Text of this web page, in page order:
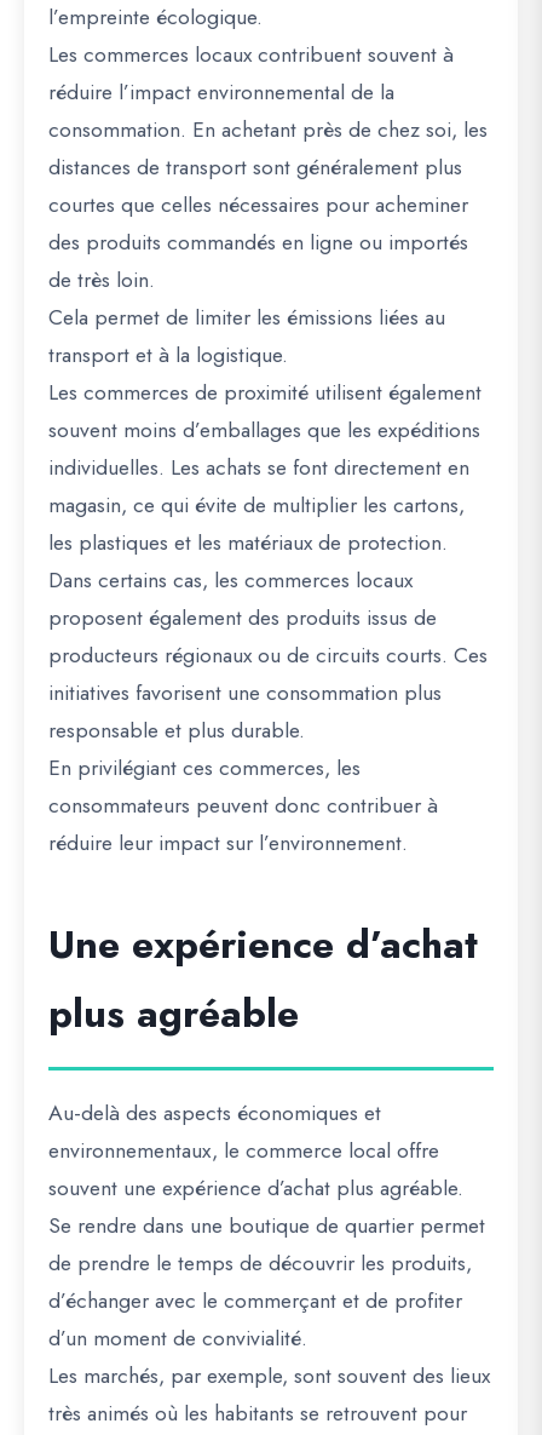
l’empreinte écologique.
Les commerces locaux contribuent souvent à
réduire l’impact environnemental de la
consommation. En achetant près de chez soi, les
distances de transport sont généralement plus
courtes que celles nécessaires pour acheminer
des produits commandés en ligne ou importés
de très loin.
Cela permet de limiter les émissions liées au
transport et à la logistique.
Les commerces de proximité utilisent également
souvent moins d’emballages que les expéditions
individuelles. Les achats se font directement en
magasin, ce qui évite de multiplier les cartons,
les plastiques et les matériaux de protection.
Dans certains cas, les commerces locaux
proposent également des produits issus de
producteurs régionaux ou de circuits courts. Ces
initiatives favorisent une consommation plus
responsable et plus durable.
En privilégiant ces commerces, les
consommateurs peuvent donc contribuer à
réduire leur impact sur l’environnement.
Une expérience d’achat
plus agréable
Au-delà des aspects économiques et
environnementaux, le commerce local offre
souvent une expérience d’achat plus agréable.
Se rendre dans une boutique de quartier permet
de prendre le temps de découvrir les produits,
d’échanger avec le commerçant et de profiter
d’un moment de convivialité.
Les marchés, par exemple, sont souvent des lieux
très animés où les habitants se retrouvent pour